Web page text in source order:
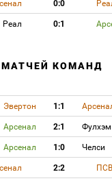
0:0
Реал 0:1
МАТЧЕЙ КОМАНД
Эвертон 1:1
Арсенал 2:1 Фулхэм
Арсенал 1:0 Челси
2:2 ПСВ